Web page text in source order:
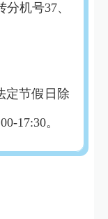
机号37、
定节假日除
17:30。